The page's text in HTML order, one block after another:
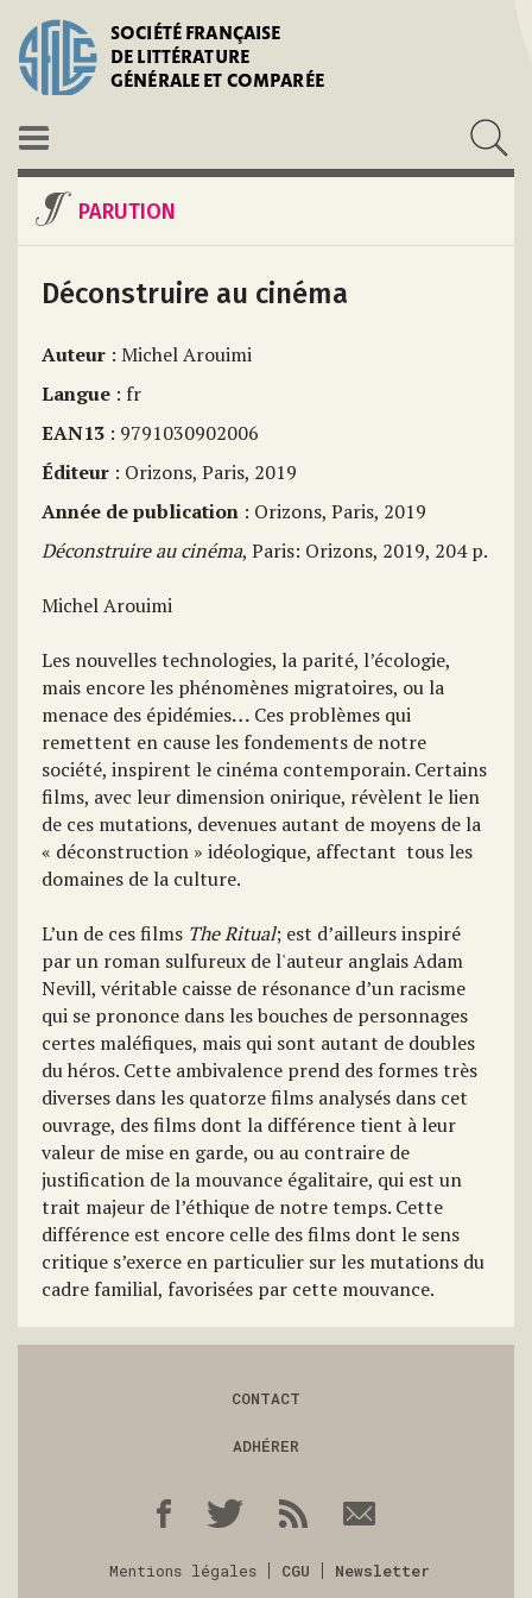
SOCIÉTÉ FRANÇAISE
DE LITTÉRATURE
GÉNÉRALE ET COMPARÉE
PARUTION
Déconstruire au cinéma
Auteur : Michel Arouimi
Langue : fr
EAN13 : 9791030902006
Éditeur : Orizons, Paris, 2019
Année de publication : Orizons, Paris, 2019
Déconstruire au cinéma, Paris: Orizons, 2019, 204 p.
Michel Arouimi
Les nouvelles technologies, la parité, l’écologie,
mais encore les phénomènes migratoires, ou la
menace des épidémies… Ces problèmes qui
remettent en cause les fondements de notre
société, inspirent le cinéma contemporain. Certains
films, avec leur dimension onirique, révèlent le lien
de ces mutations, devenues autant de moyens de la
« déconstruction » idéologique, affectant tous les
domaines de la culture.
L’un de ces films The Ritual; est d’ailleurs inspiré
par un roman sulfureux de l'auteur anglais Adam
Nevill, véritable caisse de résonance d’un racisme
qui se prononce dans les bouches de personnages
certes maléfiques, mais qui sont autant de doubles
du héros. Cette ambivalence prend des formes très
diverses dans les quatorze films analysés dans cet
ouvrage, des films dont la différence tient à leur
valeur de mise en garde, ou au contraire de
justification de la mouvance égalitaire, qui est un
trait majeur de l’éthique de notre temps. Cette
différence est encore celle des films dont le sens
critique s’exerce en particulier sur les mutations du
cadre familial, favorisées par cette mouvance.
CONTACT
ADHÉRER
Mentions légales CGU Newsletter